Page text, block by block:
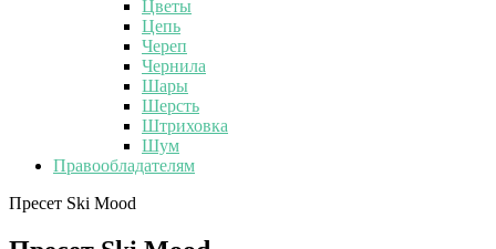
Цветы
Цепь
Череп
Чернила
Шары
Шерсть
Штриховка
Шум
Правообладателям
Пресет Ski Mood